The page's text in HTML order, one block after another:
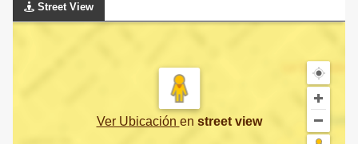
Street View
Ver Ubicación en street view